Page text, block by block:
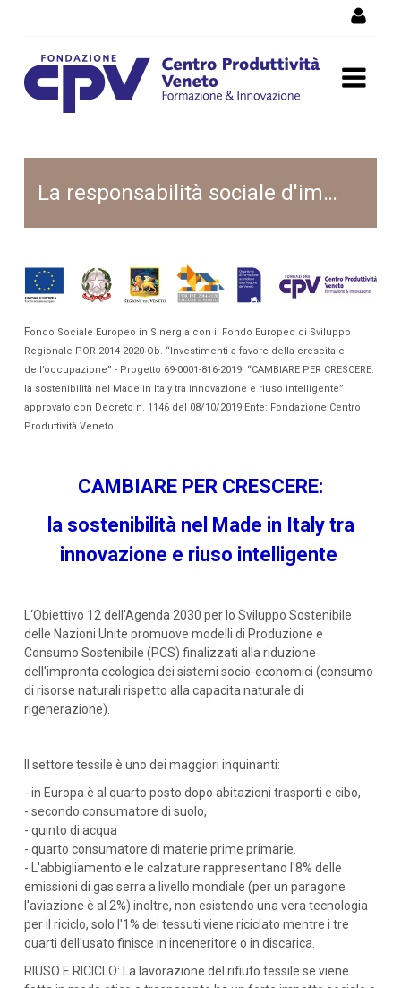
Sportello CSR
La responsabilità sociale d'impresa
Fondo Sociale Europeo in Sinergia con il Fondo Europeo di Sviluppo
Regionale POR 2014-2020 Ob. “Investimenti a favore della crescita e
dell’occupazione” - Progetto 69-0001-816-2019: “CAMBIARE PER CRESCERE:
la sostenibilità nel Made in Italy tra innovazione e riuso intelligente”
approvato con Decreto n. 1146 del 08/10/2019 Ente: Fondazione Centro
Produttività Veneto
CAMBIARE PER CRESCERE:
la sostenibilità nel Made in Italy tra
innovazione e riuso intelligente
L‘Obiettivo 12 dell'Agenda 2030 per lo Sviluppo Sostenibile
delle Nazioni Unite promuove modelli di Produzione e
Consumo Sostenibile (PCS) finalizzati alla riduzione
dell'impronta ecologica dei sistemi socio-economici (consumo
di risorse naturali rispetto alla capacita naturale di
rigenerazione).
Il settore tessile è uno dei maggiori inquinanti:
- in Europa è al quarto posto dopo abitazioni trasporti e cibo,
- secondo consumatore di suolo,
- quinto di acqua
- quarto consumatore di materie prime primarie.
- L'abbigliamento e le calzature rappresentano l'8% delle
emissioni di gas serra a livello mondiale (per un paragone
l'aviazione è al 2%) inoltre, non esistendo una vera tecnologia
per il riciclo, solo l'1% dei tessuti viene riciclato mentre i tre
quarti dell'usato finisce in inceneritore o in discarica.
RIUSO E RICICLO: La lavorazione del rifiuto tessile se viene